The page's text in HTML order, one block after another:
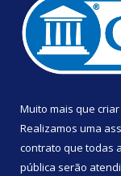
Muito mais que
Realizamos uma
contrato que todas
pública serão